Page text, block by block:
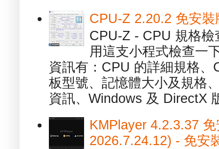
CPU-Z 2.20.2 免安
CPU-Z - CPU 規格
用這支小程式檢查一
資訊有：CPU 的詳細規格
板型號、記憶體大小及規格
資訊、Windows 及 DirectX
KMPlayer 4.2.3.37
2026.7.24.12) - 免安